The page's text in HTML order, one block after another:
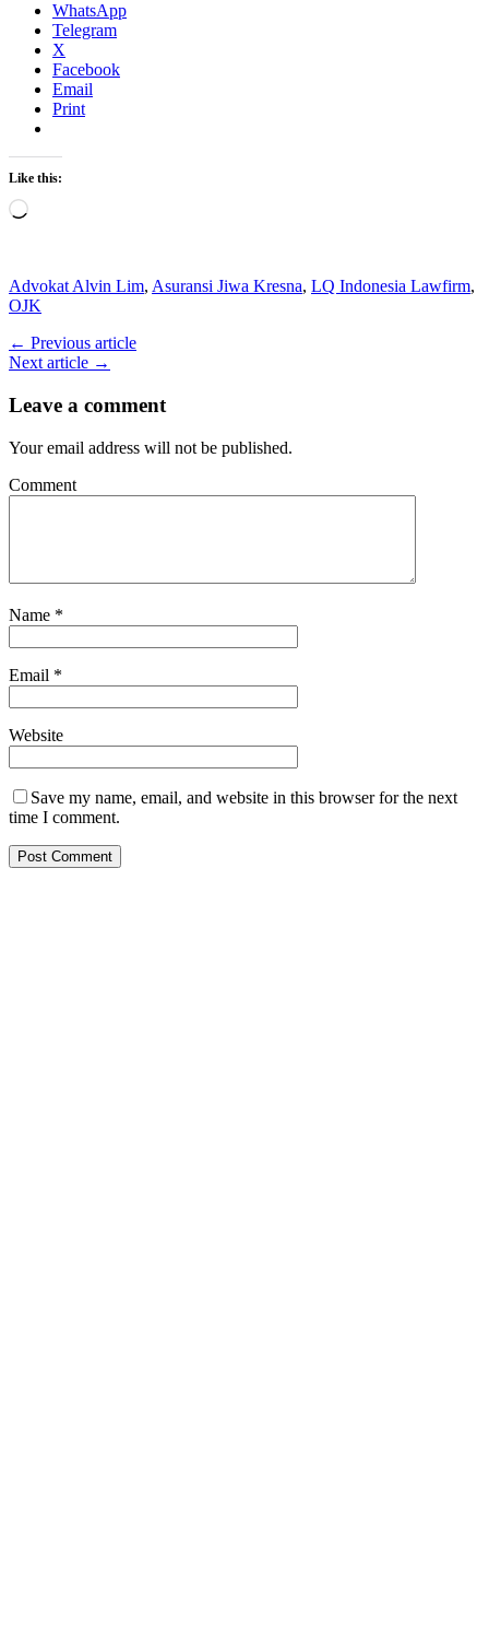
WhatsApp
Telegram
X
Facebook
Email
Print
Like this:
Loading…
Advokat Alvin Lim, Asuransi Jiwa Kresna, LQ Indonesia Lawfirm,
OJK
← Previous article
Next article →
Leave a comment
Your email address will not be published.
Comment
Name *
Email *
Website
Save my name, email, and website in this browser for the next
time I comment.